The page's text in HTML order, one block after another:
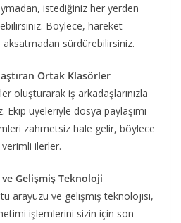
istediğiniz her yerden
Böylece, hareket
sürdürebilirsiniz.
Ortak Klasörler
oluşturarak iş arkadaşlarınızla
Ekip üyeleriyle dosya paylaşımı
zahmetsiz hale gelir, böylece
verimli ilerler.
ve Gelişmiş Teknoloji
arayüzü ve gelişmiş teknolojisi,
işlemlerini sizin için son